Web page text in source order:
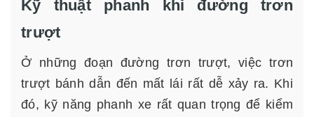
Kỹ thuật phanh khi đường trơn
trượt
Ở những đoạn đường trơn trượt, việc trơn
trượt bánh dẫn đến mất lái rất dễ xảy ra. Khi
đó, kỹ năng phanh xe rất quan trọng để kiểm